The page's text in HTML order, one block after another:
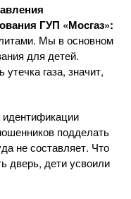
ГУП «Мосгаз»:
Мы в основном
для детей.
газа, значит,
подделать
не составляет. Что
дверь, дети усвоили